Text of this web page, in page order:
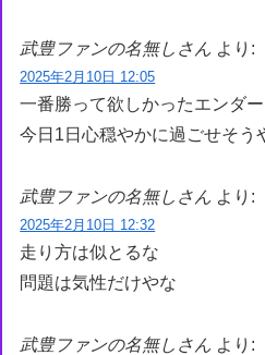
武豊ファンの名無しさん より:
2025年2月10日 12:05
一番勝って欲しかったエンダ
今日1日心穏やかに過ごせそう
武豊ファンの名無しさん より:
2025年2月10日 12:32
走り方は似とるな
問題は気性だけやな
武豊ファンの名無しさん より: